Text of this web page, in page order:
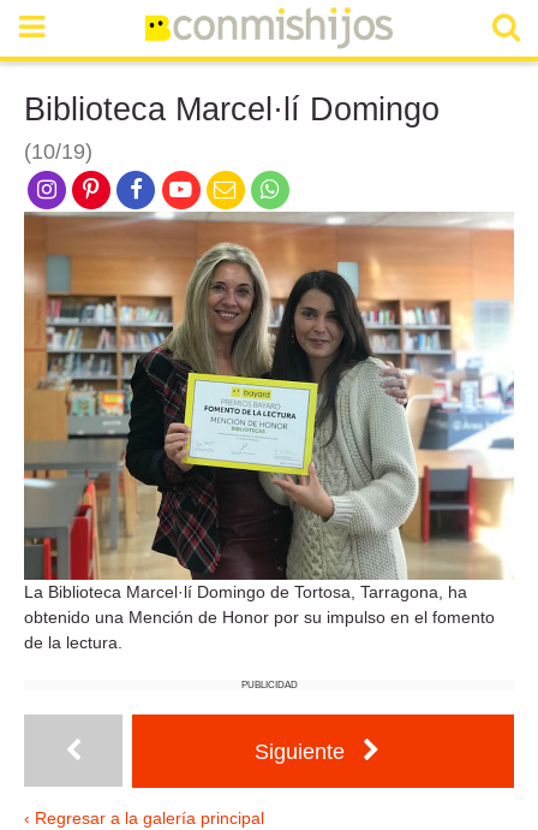
Biblioteca Marcel·lí Domingo
(10/19)
La Biblioteca Marcel·lí Domingo de Tortosa, Tarragona, ha
obtenido una Mención de Honor por su impulso en el fomento
de la lectura.
PUBLICIDAD
Siguiente
‹ Regresar a la galería principal